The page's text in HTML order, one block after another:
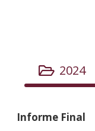
2024
Informe Final